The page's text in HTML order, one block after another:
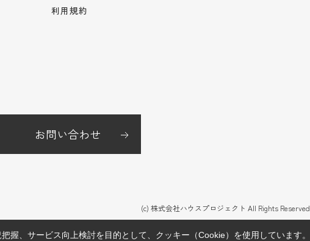
利用規約
お問い合わせ
(c) 株式会社ハウスプロジェクト All Rights Reserved.
握、サービス向上検討を目的として、クッキー（Cookie）を使用しています。